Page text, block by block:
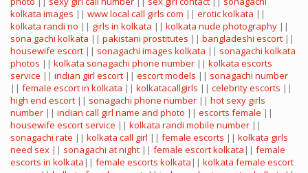
kolkata images || www local call girls com || erotic kolkata ||
kolkata randi no || girls in kolkata || kolkata nude photography ||
sona gachi kolkata || pakistani prostitutes || bangladeshi escort ||
housewife escort || sonagachi images kolkata || sonagachi kolkata
photos || kolkata sonagachi phone number || kolkata escorts
service || indian girl escort || escort models || sonagachi number
|| female escort in kolkata || kolkatacallgirls || celebrity escorts ||
high end escort || sonagachi phone number || hot sexy girls
number || indian call girl name and photo || escorts female ||
housewife escort service || kolkata randi mobile number ||
sonagachi rate || kolkata call girl || female escorts || kolkata girls
need sex || sonagachi at night || female escort kolkata || female
escorts in kolkata || female escorts kolkata || kolkata female escort